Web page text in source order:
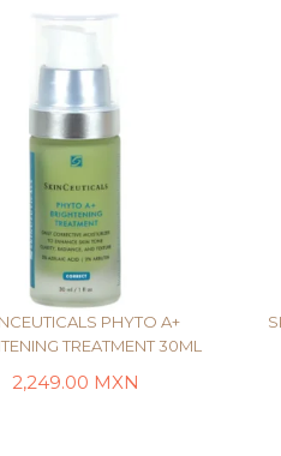
PHYTO A+
TREATMENT 30ML
2,249.00 MXN